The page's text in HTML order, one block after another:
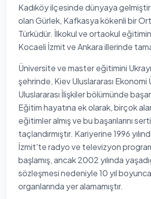
Kadıköy ilçesinde dünyaya
olan Gürlek, Kafkasya kökenli bir
Türküdür. İlkokul ve ortaokul
Kocaeli İzmit ve Ankara illerinde
Üniversite ve master eğitimini
şehrinde, Kiev Uluslararası
Uluslararası İlişkiler bölümünde
Eğitim hayatına ek olarak, birçok
eğitimler almış ve bu başarılarını
taçlandırmıştır. Kariyerine 1996
İzmit'te radyo ve televizyon
başlamış, ancak 2002 yılında
sözleşmesi nedeniyle 10 yıl boyunca
organlarında yer alamamıştır.